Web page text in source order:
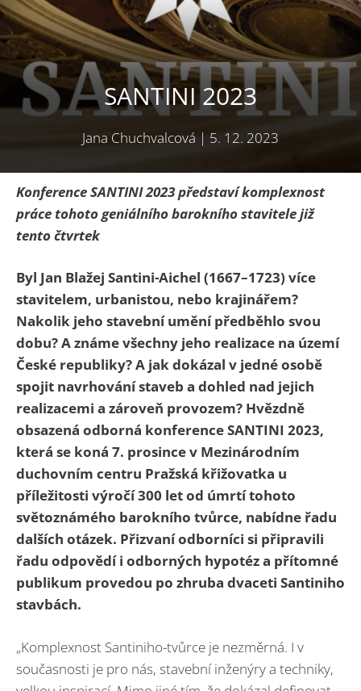
SANTINI 2023
Jana Chuchvalcová | 5. 12. 2023
Konference SANTINI 2023 představí komplexnost
práce tohoto geniálního barokního stavitele již
tento čtvrtek
Byl Jan Blažej Santini-Aichel (1667–1723) více
stavitelem, urbanistou, nebo krajinářem?
Nakolik jeho stavební umění předběhlo svou
dobu? A známe všechny jeho realizace na území
České republiky? A jak dokázal v jedné osobě
spojit navrhování staveb a dohled nad jejich
realizacemi a zároveň provozem? Hvězdně
obsazená odborná konference SANTINI 2023,
která se koná 7. prosince v Mezinárodním
duchovním centru Pražská křižovatka u
příležitosti výročí 300 let od úmrtí tohoto
světoznámého barokního tvůrce, nabídne řadu
dalších otázek. Přizvaní odborníci si připravili
řadu odpovědí i odborných hypotéz a přítomné
publikum provedou po zhruba dvaceti Santiniho
stavbách.
„Komplexnost Santiniho-tvůrce je nezměrná. I v
současnosti je pro nás, stavební inženýry a techniky,